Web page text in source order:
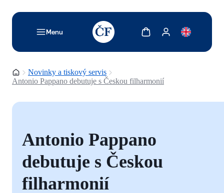
Menu
TODO: Add description for reader
Zobrazit košíkZobrazit můj účet
Domovská stránka
Novinky a tiskový servis
Antonio Pappano debutuje s Českou filharmonií
Antonio Pappano
debutuje s Českou
filharmonií